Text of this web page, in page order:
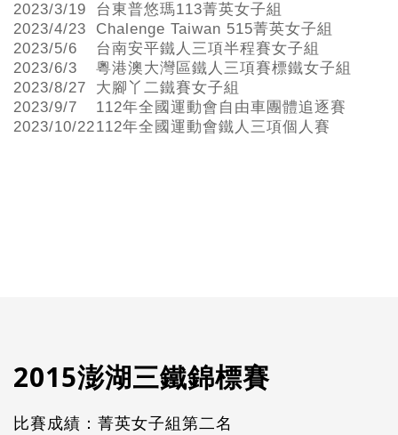
2023/3/19
台東普悠瑪113菁英女子組
2023/4/23
Chalenge Taiwan 515菁英女子組
2023/5/6
台南安平鐵人三項半程賽女子組
2023/6/3
粵港澳大灣區鐵人三項賽標鐵女子組
2023/8/27
大腳丫二鐵賽女子組
2023/9/7
112年全國運動會自由車團體追逐賽
2023/10/22112年全國運動會鐵人三項個人賽
2015澎湖三鐵錦標賽
比賽成績：菁英女子組第二名